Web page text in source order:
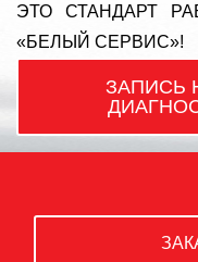
ЭТО СТАНДАРТ
«БЕЛЫЙ СЕРВИС»!
ЗАПИСЬ